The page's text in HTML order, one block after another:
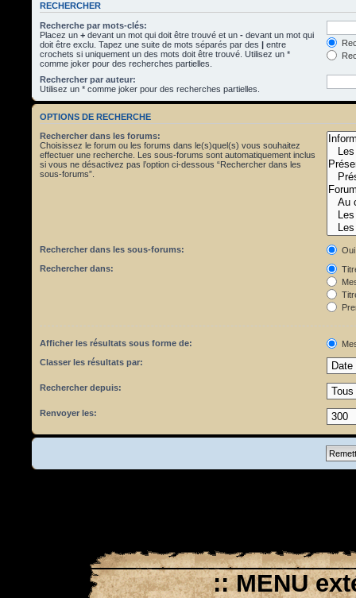
RECHERCHER
Recherche par mots-clés:
Placez un + devant un mot qui doit être trouvé et un - devant un mot qui
doit être exclu. Tapez une suite de mots séparés par des | entre
crochets si uniquement un des mots doit être trouvé. Utilisez un *
comme joker pour des recherches partielles.
Rechercher par auteur:
Utilisez un * comme joker pour des recherches partielles.
OPTIONS DE RECHERCHE
Rechercher dans les forums:
Choisissez le forum ou les forums dans le(s)quel(s) vous souhaitez
effectuer une recherche. Les sous-forums sont automatiquement inclus
si vous ne désactivez pas l’option ci-dessous “Rechercher dans les
sous-forums”.
Rechercher dans les sous-forums:
Oui
Rechercher dans:
Afficher les résultats sous forme de:
Classer les résultats par:
Rechercher depuis:
Renvoyer les:
:: MENU